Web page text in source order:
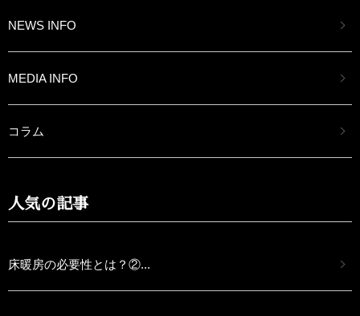
NEWS INFO
MEDIA INFO
コラム
人気の記事
床暖房の必要性とは？②...